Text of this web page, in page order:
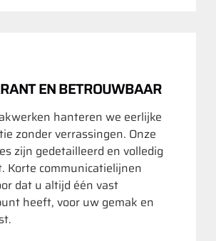
EN BETROUWBAAR
hanteren we eerlijke
zonder verrassingen. Onze
zijn gedetailleerd en volledig
Korte communicatielijnen
dat u altijd één vast
heeft, voor uw gemak en